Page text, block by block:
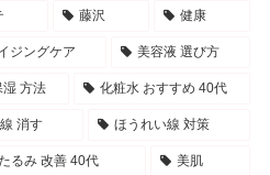
藤沢 健康
ジングケア 美容液 選び方
湿 方法 化粧水 おすすめ 40代
消す ほうれい線 対策
るみ 改善 40代 美肌